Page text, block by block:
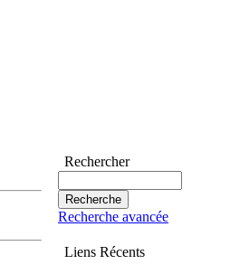
Rechercher
Recherche avancée
Liens Récents